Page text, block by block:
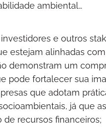
ambiental…
e outros
estejam alinhadas
demonstram um
pode fortalecer sua
que adotam
já que
de recursos financeiros;